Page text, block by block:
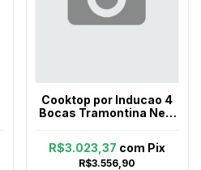
Cooktop por Inducao 4
Bocas Tramontina New
Comando Touch 220v
R$3.556,90
R$3.023,37 com Pix